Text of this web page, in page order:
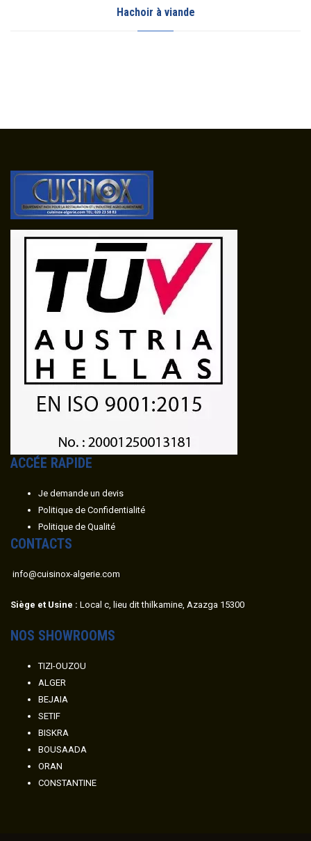
Hachoir à viande
ACCÉE RAPIDE
Je demande un devis
Politique de Confidentialité
Politique de Qualité
CONTACTS
info@cuisinox-algerie.com
Siège et Usine : Local c, lieu dit thilkamine, Azazga 15300
NOS SHOWROOMS
TIZI-OUZOU
ALGER
BEJAIA
SETIF
BISKRA
BOUSAADA
ORAN
CONSTANTINE